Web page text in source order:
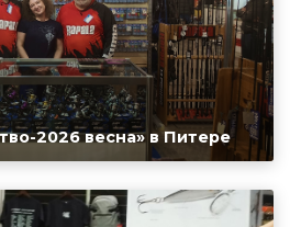
2026 весна» в Питере